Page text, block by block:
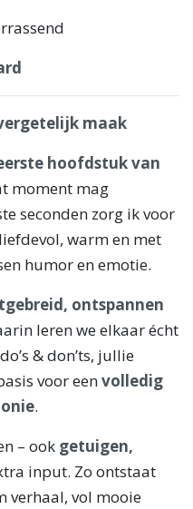
maak
hoofdstuk van
moment mag
seconden zorg ik voor
warm en met
humor en emotie.
ontspannen
leren we elkaar écht
& don’ts, jullie
voor eenvolledig
.
– ook getuigen,
input. Zo ontstaat
verhaal, vol mooie